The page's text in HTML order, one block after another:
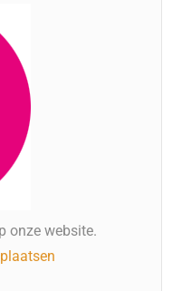
onze website.